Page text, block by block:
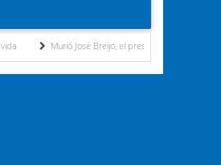
Murió José Breijo, el preso político uruguayo-venezolano